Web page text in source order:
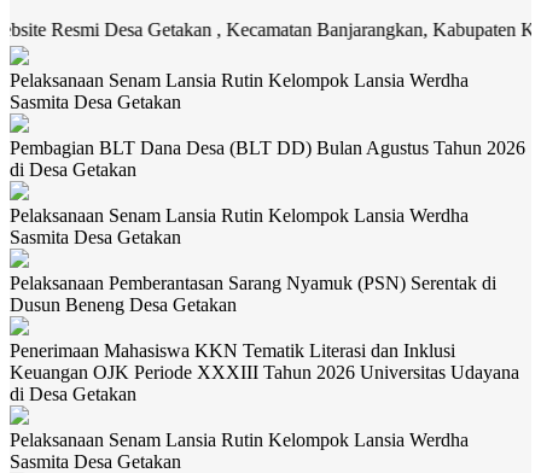
Desa Getakan , Kecamatan Banjarangkan, Kabupaten Klungkung.
Pelaksanaan Senam Lansia Rutin Kelompok Lansia Werdha
Sasmita Desa Getakan
Pembagian BLT Dana Desa (BLT DD) Bulan Agustus Tahun 2026
di Desa Getakan
Pelaksanaan Senam Lansia Rutin Kelompok Lansia Werdha
Sasmita Desa Getakan
Pelaksanaan Pemberantasan Sarang Nyamuk (PSN) Serentak di
Dusun Beneng Desa Getakan
Penerimaan Mahasiswa KKN Tematik Literasi dan Inklusi
Keuangan OJK Periode XXXIII Tahun 2026 Universitas Udayana
di Desa Getakan
Pelaksanaan Senam Lansia Rutin Kelompok Lansia Werdha
Sasmita Desa Getakan